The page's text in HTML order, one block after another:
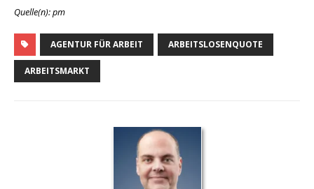
Quelle(n): pm
AGENTUR FÜR ARBEIT ARBEITSLOSENQUOTE
ARBEITSMARKT